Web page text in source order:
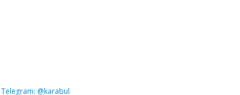
Telegram: @karabul